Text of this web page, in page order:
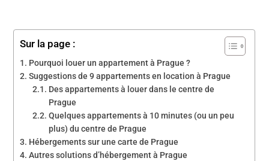
Sur la page :
Pourquoi louer un appartement à Prague ?
Suggestions de 9 appartements en location à Prague
Des appartements à louer dans le centre de
Prague
Quelques appartements à 10 minutes (ou un peu
plus) du centre de Prague
Hébergements sur une carte de Prague
Autres solutions d’hébergement à Prague